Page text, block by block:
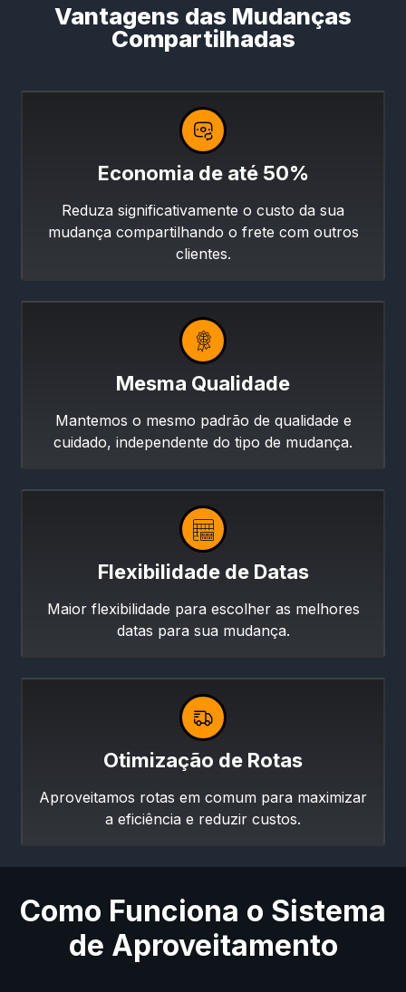
Vantagens das Mudanças
Compartilhadas
Economia de até 50%
Reduza significativamente o custo da sua
mudança compartilhando o frete com outros
clientes.
Mesma Qualidade
Mantemos o mesmo padrão de qualidade e
cuidado, independente do tipo de mudança.
Flexibilidade de Datas
Maior flexibilidade para escolher as melhores
datas para sua mudança.
Otimização de Rotas
Aproveitamos rotas em comum para maximizar
a eficiência e reduzir custos.
Como Funciona o Sistema
de Aproveitamento